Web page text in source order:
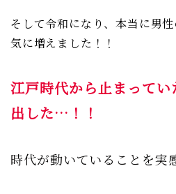
そして令和になり、本当に男
気に増えました！！
江戸時代から止まってい
出した…！！
時代が動いていることを実